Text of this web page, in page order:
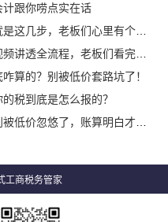
跟你唠点实在话
几步，老板们心里有个底就行
流程，老板们看完心里就有底了
算的？别被低价套路坑了！
税到底是怎么报的？
价忽悠了，账算明白才不亏
工商税务管家